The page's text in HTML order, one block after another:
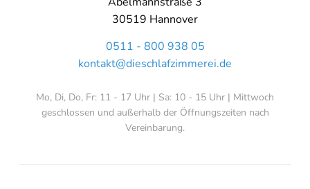
30519 Hannover
0511 - 800 938 05
kontakt@dieschlafzimmerei.de
Mo, Di, Do, Fr: 11 - 17 Uhr | Sa: 10 - 15 Uhr | Mittwoch
geschlossen und außerhalb der Öffnungszeiten nach
Vereinbarung.